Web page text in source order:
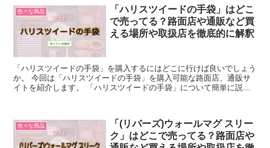
色々な商品
「ハリスツイードの手袋」はどこ
で売ってる？路面店や通販など買
える場所や取扱店を徹底的に解釈
「ハリスツイードの手袋」を購入するにはどこに行けば良いでしょう
か。 今回は「ハリスツイードの手袋」を購入可能な路面店、通販サ
イトを紹介します。 「ハリスツイードの手袋」について簡単に説明
色々な商品
「(リバーズ)ウォールマグ スリー
ク」はどこで売ってる？路面店や